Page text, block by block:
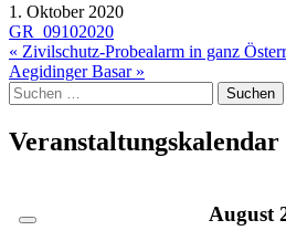
1. Oktober 2020
GR_09102020
Beitragsnavigation
« Zivilschutz-Probealarm in ganz
Aegidinger Basar »
Suche
nach:
Veranstaltungskalendar
August